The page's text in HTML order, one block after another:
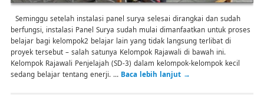
Seminggu setelah instalasi panel surya selesai dirangkai dan sudah
berfungsi, instalasi Panel Surya sudah mulai dimanfaatkan untuk proses
belajar bagi kelompok2 belajar lain yang tidak langsung terlibat di
proyek tersebut – salah satunya Kelompok Rajawali di bawah ini.
Kelompok Rajawali Penjelajah (SD-3) dalam kelompok-kelompok kecil
sedang belajar tentang enerji. … Baca lebih lanjut →